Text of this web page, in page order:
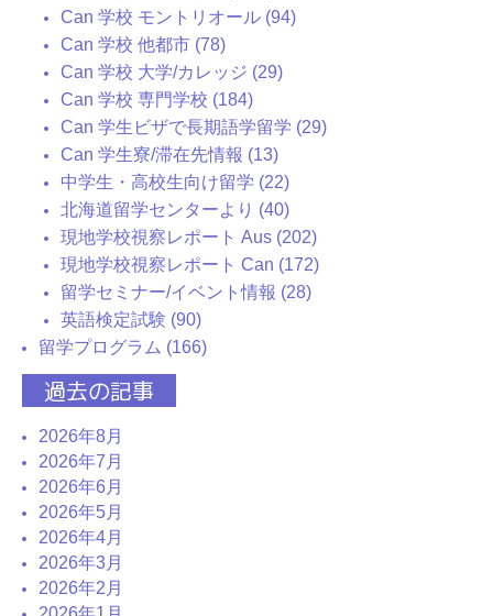
Can 学校 モントリオール (94)
Can 学校 他都市 (78)
Can 学校 大学/カレッジ (29)
Can 学校 専門学校 (184)
Can 学生ビザで長期語学留学 (29)
Can 学生寮/滞在先情報 (13)
中学生・高校生向け留学 (22)
北海道留学センターより (40)
現地学校視察レポート Aus (202)
現地学校視察レポート Can (172)
留学セミナー/イベント情報 (28)
英語検定試験 (90)
留学プログラム (166)
過去の記事
2026年8月
2026年7月
2026年6月
2026年5月
2026年4月
2026年3月
2026年2月